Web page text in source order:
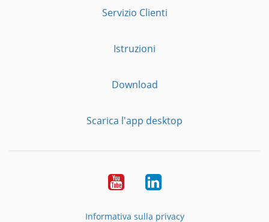
Servizio Clienti
Istruzioni
Download
Scarica l'app desktop
YouTubeLinkedIn
Informativa sulla privacy